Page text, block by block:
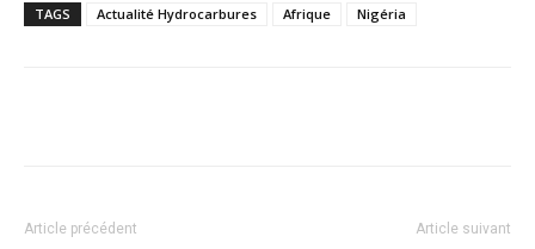
TAGS Actualité Hydrocarbures Afrique Nigéria
Article précédent Article suivant